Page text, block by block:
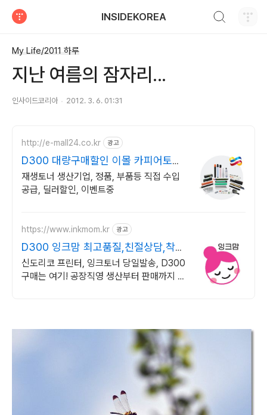
INSIDEKOREA
My Life/2011 하루
지난 여름의 잠자리...
인사이드코리아 2012. 3. 6. 01:31
http://e-mall24.co.kr 광고
D300 대량구매할인 이몰 카피어토너/
부품 전문기업!
재생토너 생산기업, 정품, 부품등 직접 수입
공급, 딜러할인, 이벤트중
https://www.inkmom.kr 광고
D300 잉크맘 최고품질,친절상담,착한
가격
신도리코 프린터, 잉크토너 당일발송, D300
구매는 여기! 공장직영 생산부터 판매까지 원